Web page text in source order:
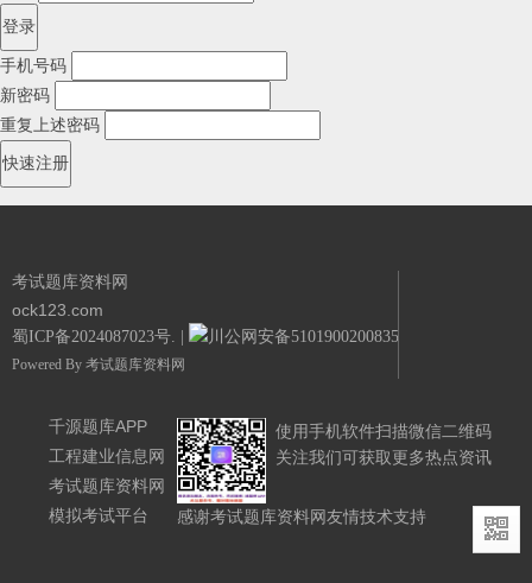
手机号码
新密码
重复上述密码
考试题库资料网
ock123.com
蜀ICP备2024087023号. 川公网安备51019002008351号.
Powered By 考试题库资料网
千源题库APP
工程建业信息网
考试题库资料网
模拟考试平台
使用手机软件扫描微信二维码
关注我们可获取更多热点资讯
感谢考试题库资料网友情技术支持